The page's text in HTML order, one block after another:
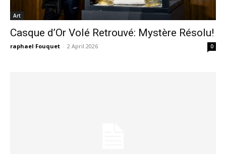
Art
Casque d’Or Volé Retrouvé: Mystère Résolu!
raphael Fouquet - 2 April 2026 0